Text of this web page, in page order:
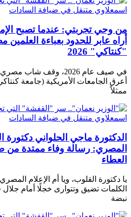
من وحي تجربتي: عندما تصبح
أراه عابر للحدود بعباءة
"كنتاكي" 2026
في صيف عام 2026، وقف
أعرق الجامعات الأمريكية (جامعة
ممثلاً
الدكتورة ماجي الحلواني دكتورة
المصري: رسالة وفاء ممتدة من
العطاء
يا دكتورة القلوب، ويا أم الإعلام
الكلمات تضيق وتتوارى خجلًا أمام
نبضة